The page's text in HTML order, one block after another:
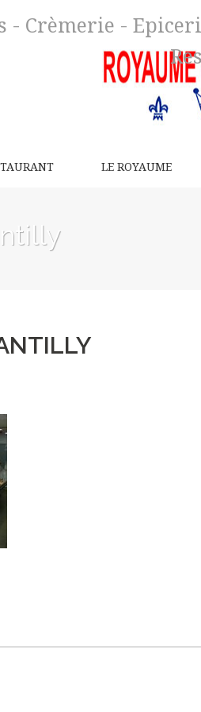
- Crèmerie -
LE ROYAUME